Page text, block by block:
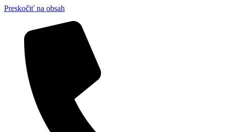
Preskočiť na obsah